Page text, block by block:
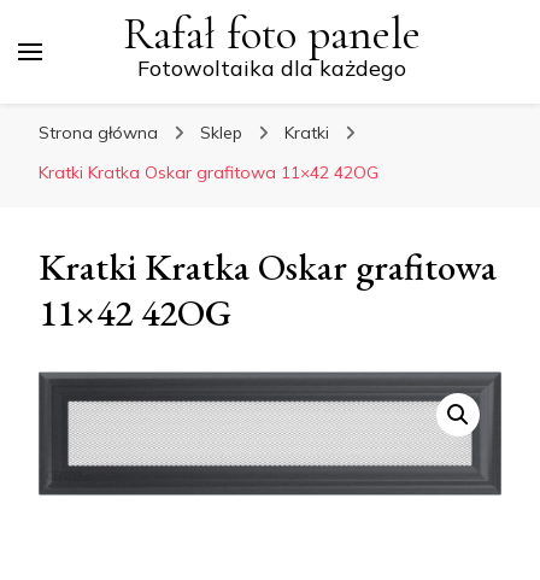
Rafał foto panele
Fotowoltaika dla każdego
Strona główna Sklep
Kratki
Kratki Kratka Oskar grafitowa 11×42 42OG
Kratki Kratka Oskar grafitowa
11×42 42OG